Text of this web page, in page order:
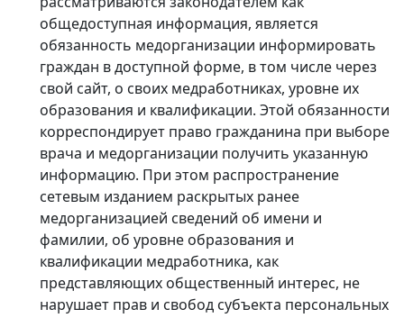
общедоступная информация, является
обязанность медорганизации информировать
граждан в доступной форме, в том числе через
свой сайт, о своих медработниках, уровне их
образования и квалификации. Этой обязанности
корреспондирует право гражданина при выборе
врача и медорганизации получить указанную
информацию. При этом распространение
сетевым изданием раскрытых ранее
медорганизацией сведений об имени и
фамилии, об уровне образования и
квалификации медработника, как
представляющих общественный интерес, не
нарушает прав и свобод субъекта персональных